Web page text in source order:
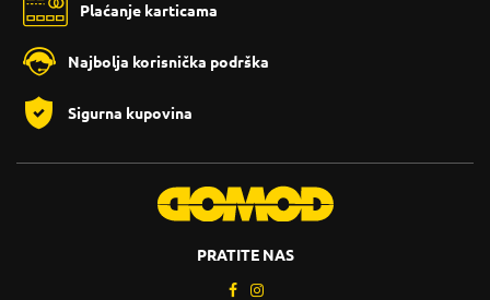
Plaćanje karticama
Najbolja korisnička podrška
Sigurna kupovina
PRATITE NAS